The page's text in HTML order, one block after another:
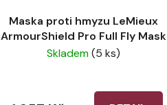
Maska proti hmyzu LeMieux
ArmourShield Pro Full Fly Mask
Skladem(5 ks)